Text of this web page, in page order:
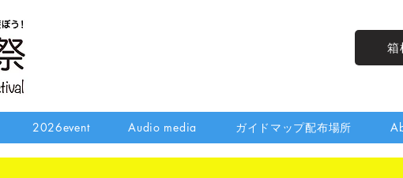
箱
2026event Audio media ガイドマップ配布場所